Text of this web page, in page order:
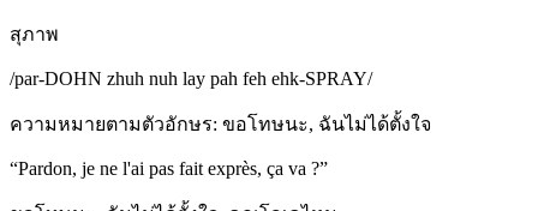
สุภาพ
/par-DOHN zhuh nuh lay pah feh ehk-SPRAY/
ความหมายตามตัวอักษร: ขอโทษนะ, ฉันไม่ได้ตั้งใจ
“Pardon, je ne l'ai pas fait exprès, ça va ?”